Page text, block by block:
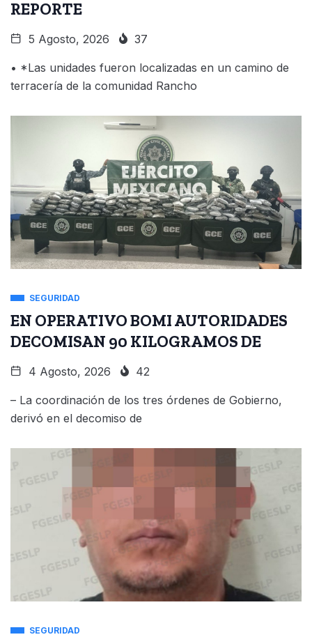
REPORTE
5 Agosto, 2026 37
• *Las unidades fueron localizadas en un camino de
terracería de la comunidad Rancho
SEGURIDAD
EN OPERATIVO BOMI AUTORIDADES
DECOMISAN 90 KILOGRAMOS DE
4 Agosto, 2026 42
– La coordinación de los tres órdenes de Gobierno,
derivó en el decomiso de
SEGURIDAD